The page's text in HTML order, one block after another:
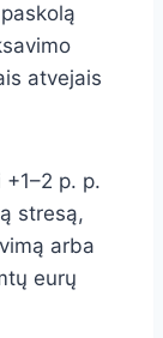
atvejais
p. p.
stresą,
arba
eurų